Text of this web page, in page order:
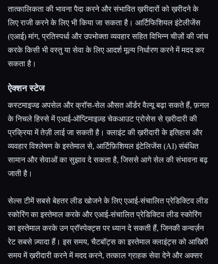
तात्कालिकता की भावना पैदा करने और संभावित ख़रीदारों को ख़रीदने के
लिए राजी करने के लिए भी किया जा सकता है। आर्टिफिशियल इंटेलीजेंस
(एआई) मांग, प्रतिस्पर्धा और उपभोक्ता व्यवहार सहित विभिन्न चीज़ों की जांच
करके किसी भी वस्तु या सेवा के लिए आदर्श मूल्य निर्धारण करने में मदद कर
सकता है।
ऐक्शन स्टेज
कस्टमाइज्ड अपसेल और क्रॉस-सेल औसत ऑर्डर वैल्यू बढ़ा सकते हैं, फ़नल
के निचले हिस्से में एआई-ऑप्टिमाइज़्ड चेकआउट प्रोसेस से ख़रीदारी की
प्रक्रिया में तेज़ी लाई जा सकती है। क्लाइंट की ख़रीदारी के इतिहास और
व्यवहार विश्लेषण के इस्तेमाल से, आर्टिफ़िशियल इंटेलिजेंस (AI) संबंधित
सामान और सेवाओं का सुझाव दे सकता है, जिससे आगे सेल की संभावना बढ़
जाती है।
सेल्स टीमें सबसे बेहतर लीड खोजने के लिए एआई-संचालित प्रेडिक्टिव लीड
स्कोरिंग का इस्तेमाल करके और एआई-संचालित प्रेडिक्टिव लीड स्कोरिंग
का इस्तेमाल करके उन प्रॉस्पेक्ट्स पर ध्यान दे सकती हैं, जिनकी कन्वर्ज़न
रेट सबसे ज़्यादा हैं। इस समय, चैटबॉट्स का इस्तेमाल क्लाइंट्स को आखिरी
समय में ख़रीदारी करने में मदद करने, तत्काल ग्राहक सेवा देने और अक्सर